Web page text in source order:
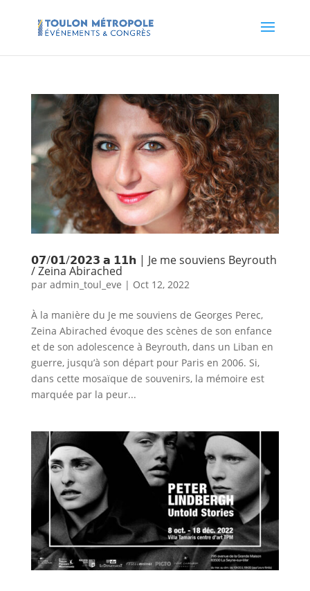
𝟬𝟳/𝟬𝟭/𝟮𝟬𝟮𝟯 𝗮 𝟭𝟭𝗵 | Je me souviens Beyrouth
/ Zeina Abirached
par admin_toul_eve | Oct 12, 2022
À la manière du Je me souviens de Georges Perec,
Zeina Abirached évoque des scènes de son enfance
et de son adolescence à Beyrouth, dans un Liban en
guerre, jusqu’à son départ pour Paris en 2006. Si,
dans cette mosaïque de souvenirs, la mémoire est
marquée par la peur...